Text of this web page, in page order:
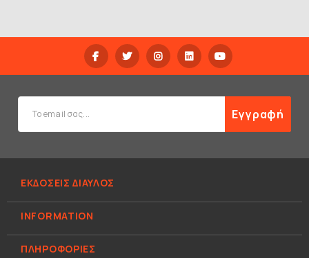
Εγγραφή
ΕΚΔΟΣΕΙΣ ΔΙΑΥΛΟΣ
INFORMATION
ΠΛΗΡΟΦΟΡΊΕΣ